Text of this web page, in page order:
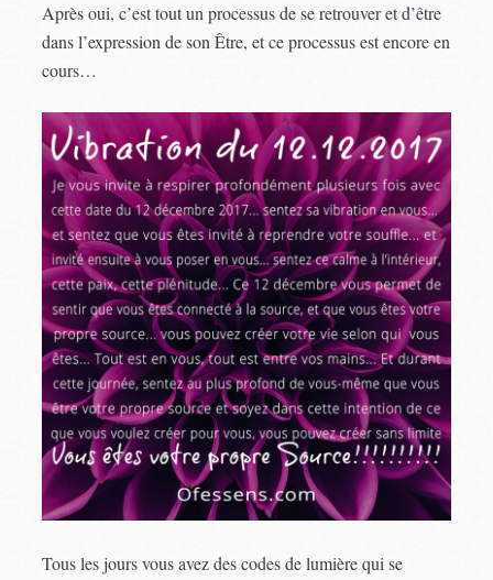
Après oui, c’est tout un processus de se retrouver et d’être
dans l’expression de son Être, et ce processus est encore en
cours…
Tous les jours vous avez des codes de lumière qui se